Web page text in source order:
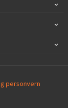
personvern